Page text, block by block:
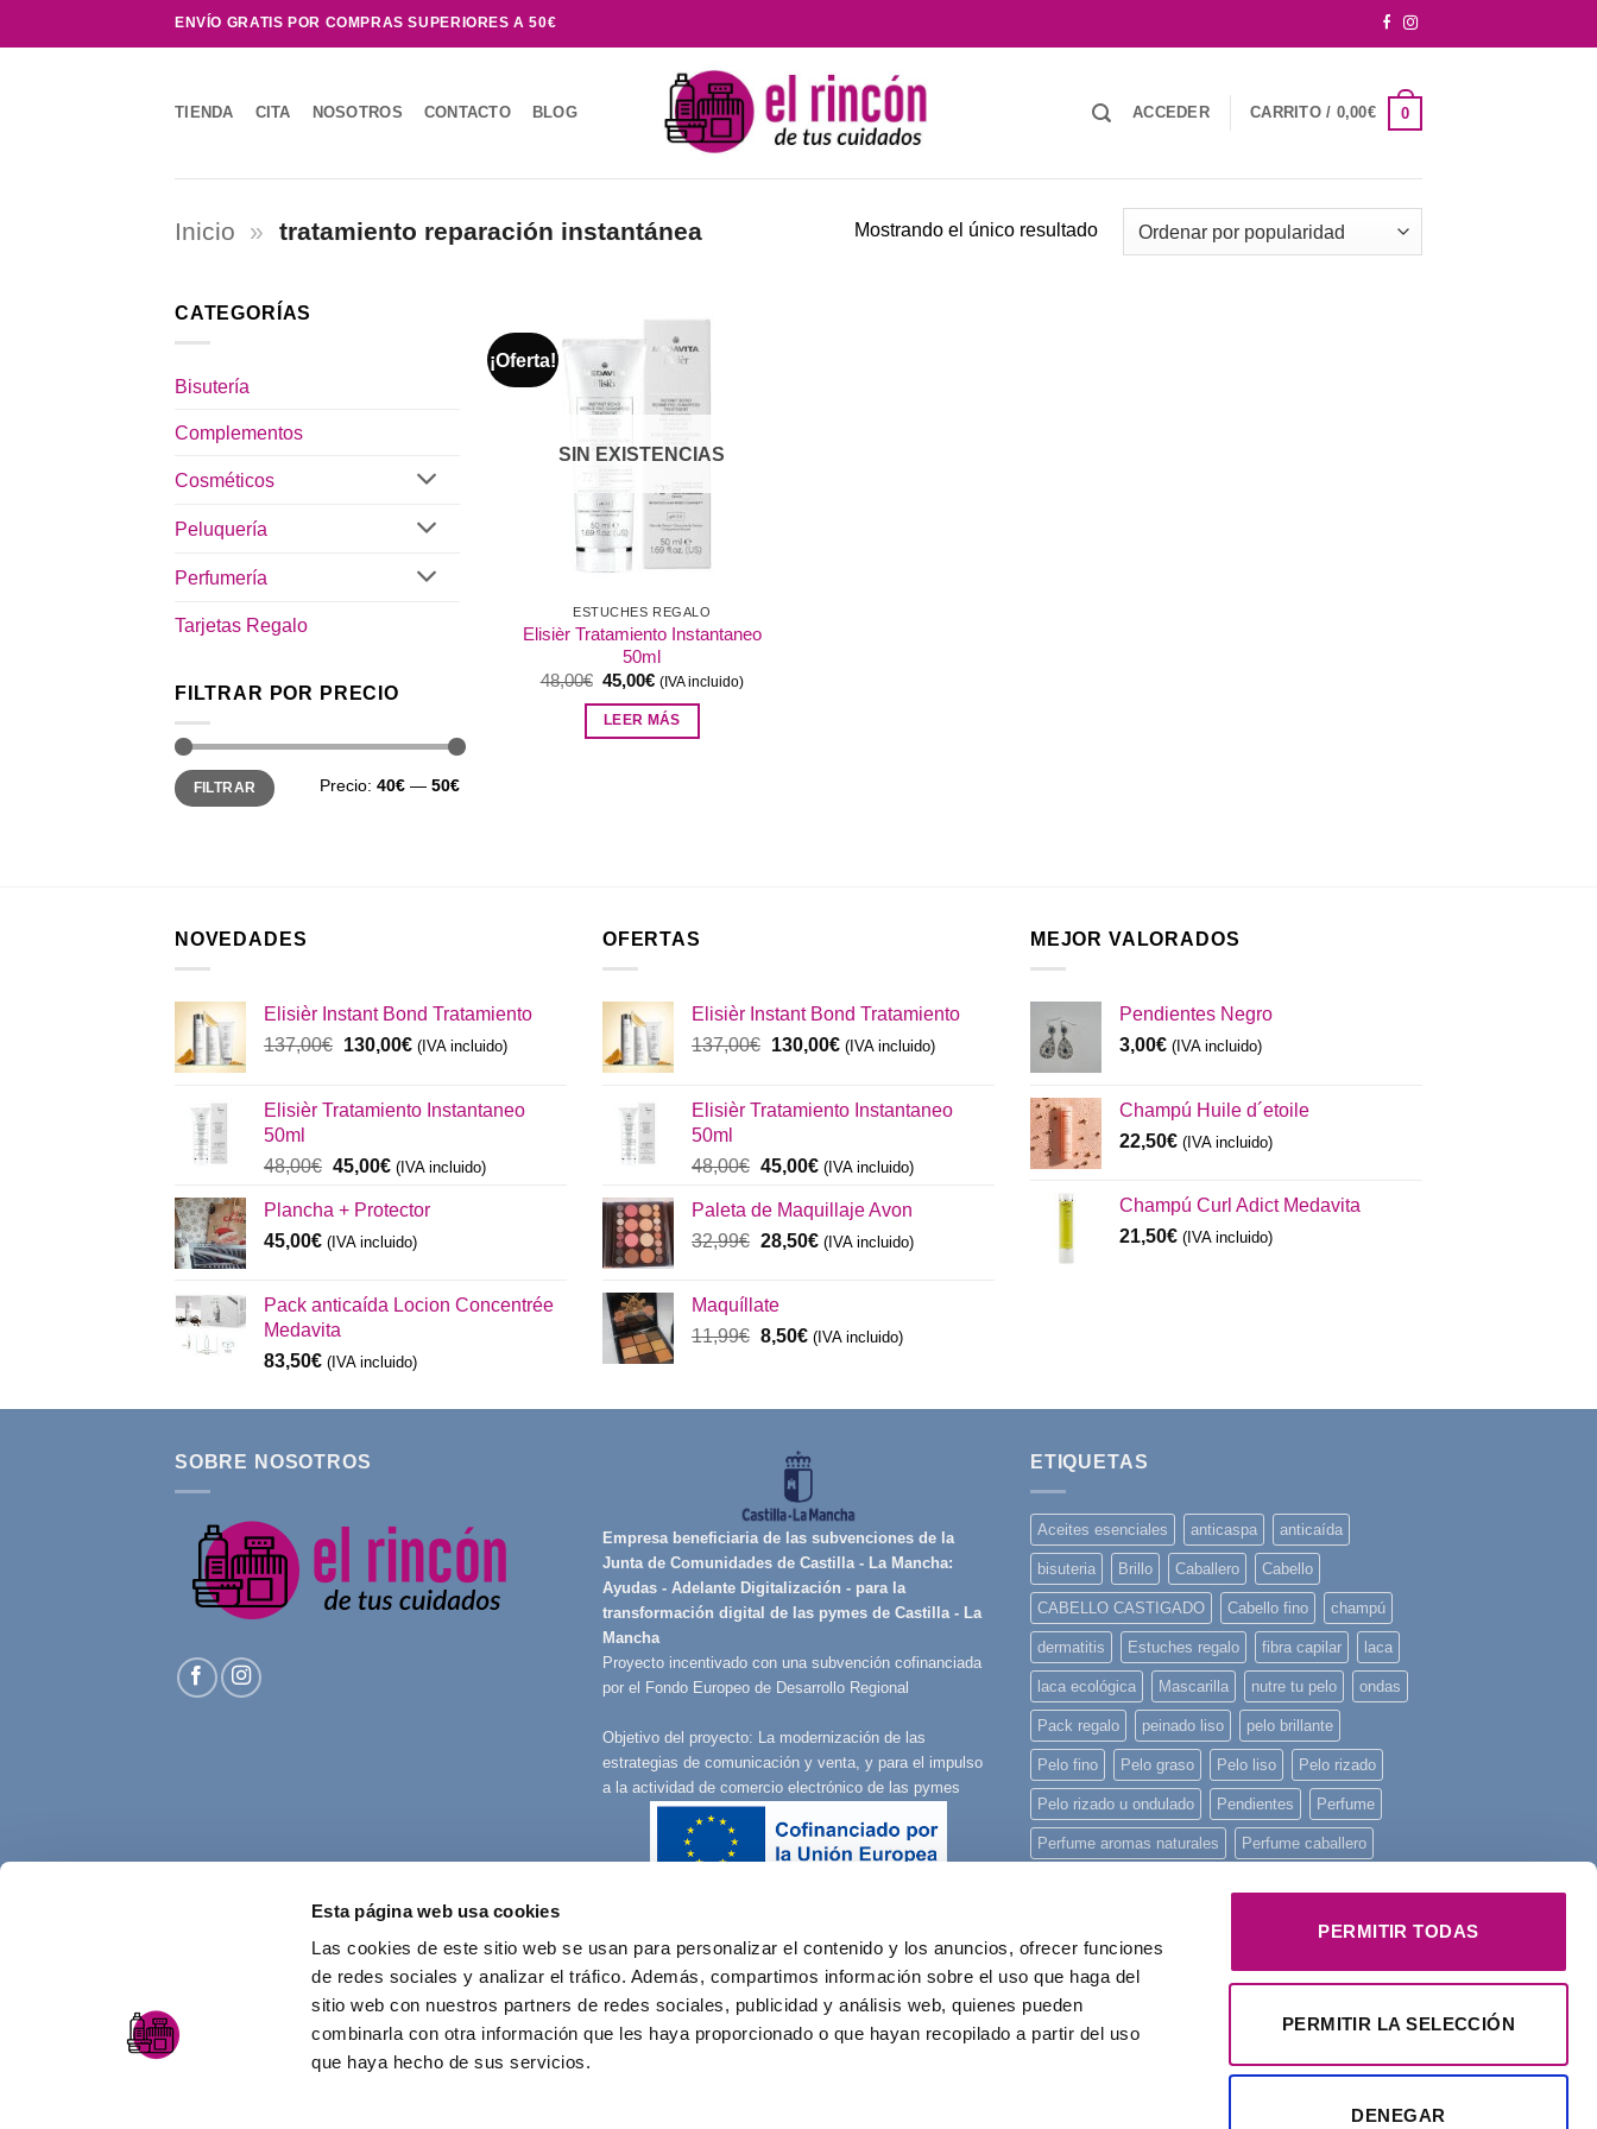
Esta página web usa cookies
Las cookies de este sitio web se usan para personalizar el contenido y los anuncios, ofrecer funciones
de redes sociales y analizar el tráfico. Además, compartimos información sobre el uso que haga del
sitio web con nuestros partners de redes sociales, publicidad y análisis web, quienes pueden
combinarla con otra información que les haya proporcionado o que hayan recopilado a partir del uso
que haya hecho de sus servicios.
PERMITIR TODAS
PERMITIR LA SELECCIÓN
DENEGAR
al
ENVÍO GRATIS POR COMPRAS SUPERIORES A 50€
TIENDA CITA NOSOTROS CONTACTO BLOG ACCEDER CARRITO / 0,00€ 0
Inicio » tratamiento reparación instantánea Mostrando el único resultado
CATEGORÍAS
Bisutería
Complementos
Cosméticos
Peluquería
Perfumería
Tarjetas Regalo
FILTRAR POR PRECIO
Precio
mínimo
Precio
máximo
FILTRAR Precio: 40€ — 50€
¡Oferta!
SIN EXISTENCIAS
ESTUCHES REGALO
Elisièr Tratamiento Instantaneo
50ml
48,00€ El
original
era:
45,00€El
actual
es:
(IVA incluido)
LEER MÁS
NOVEDADES
Elisièr Instant Bond Tratamiento
137,00€ El
era:
130,00€El
es:
(IVA incluido)
Elisièr Tratamiento Instantaneo
50ml
48,00€ El
original
era:
45,00€El
actual
es:
(IVA incluido)
Plancha + Protector
45,00€ (IVA incluido)
Pack anticaída Locion Concentrée
Medavita
83,50€ (IVA incluido)
OFERTAS
Elisièr Instant Bond Tratamiento
137,00€ El
era:
130,00€El
es:
(IVA incluido)
Elisièr Tratamiento Instantaneo
50ml
48,00€ El
original
era:
45,00€El
actual
es:
(IVA incluido)
Paleta de Maquillaje Avon
32,99€ El
era:
32,99€.
28,50€El
28,50€.
(IVA incluido)
Maquíllate
11,99€ El
era:
8,50€El
es:
(IVA incluido)
MEJOR VALORADOS
Pendientes Negro
3,00€ (IVA incluido)
Champú Huile d´etoile
22,50€ (IVA incluido)
Champú Curl Adict Medavita
21,50€ (IVA incluido)
SOBRE NOSOTROS
Empresa beneficiaria de las subvenciones de la
Junta de Comunidades de Castilla - La Mancha:
Ayudas - Adelante Digitalización - para la
transformación digital de las pymes de Castilla - La
Mancha
Proyecto incentivado con una subvención cofinanciada
por el Fondo Europeo de Desarrollo Regional
Objetivo del proyecto: La modernización de las
estrategias de comunicación y venta, y para el impulso
a la actividad de comercio electrónico de las pymes
ETIQUETAS
Aceites esenciales anticaspa anticaída
bisuteria Brillo Caballero Cabello
CABELLO CASTIGADO Cabello fino champú
dermatitis Estuches regalo fibra capilar laca
laca ecológica Mascarilla nutre tu pelo ondas
Pack regalo peinado liso pelo brillante
Pelo fino Pelo graso Pelo liso Pelo rizado
Pelo rizado u ondulado Pendientes Perfume
Perfume aromas naturales Perfume caballero
piscina
reconstruye tu pelo
regalos rizos